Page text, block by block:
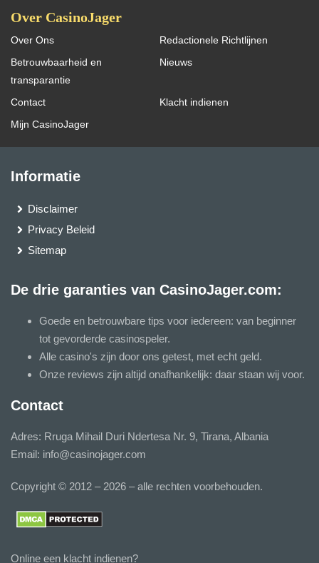
Over CasinoJager
Over Ons
Redactionele Richtlijnen
Betrouwbaarheid en
transparantie
Nieuws
Contact
Klacht indienen
Mijn CasinoJager
Informatie
Disclaimer
Privacy Beleid
Sitemap
De drie garanties van CasinoJager.com:
Goede en betrouwbare tips voor iedereen: van beginner
tot gevorderde casinospeler.
Alle casino's zijn door ons getest, met echt geld.
Onze reviews zijn altijd onafhankelijk: daar staan wij voor.
Contact
Adres: Rruga Mihail Duri Ndertesa Nr. 9, Tirana, Albania
Email: info@casinojager.com
Copyright © 2012 – 2026 – alle rechten voorbehouden.
Online een klacht indienen?